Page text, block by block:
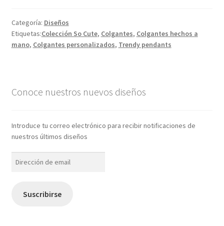
Categoría: Diseños
Etiquetas:Colección So Cute, Colgantes, Colgantes hechos a
mano, Colgantes personalizados, Trendy pendants
Conoce nuestros nuevos diseños
Introduce tu correo electrónico para recibir notificaciones de
nuestros últimos diseños
Dirección
Suscribirse